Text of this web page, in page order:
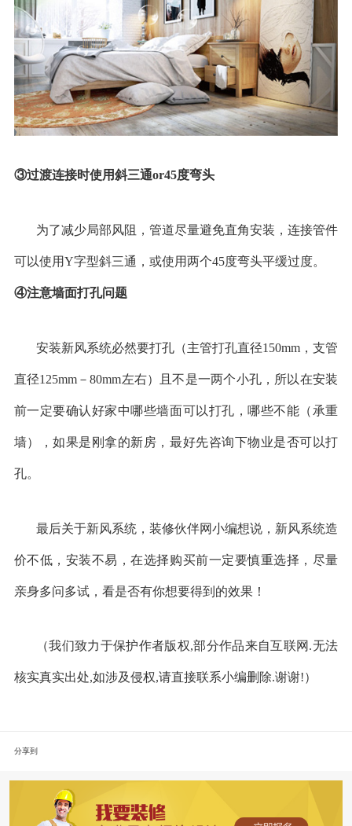
③过渡连接时使用斜三通or45度弯头
为了减少局部风阻，管道尽量避免直角安装，连接管件
可以使用Y字型斜三通，或使用两个45度弯头平缓过度。
④注意墙面打孔问题
安装新风系统必然要打孔（主管打孔直径150mm ，支管
直径125mm －80mm左右）且不是一两个小孔，所以在安装
前一定要确认好家中哪些墙面可以打孔，哪些不能（承重
墙），如果是刚拿的新房，最好先咨询下物业是否可以打
孔。
最后关于新风系统，装修伙伴网小编想说，新风系统造
价不低，安装不易，在选择购买前一定要慎重选择，尽量
亲身多问多试，看是否有你想要得到的效果！
（我们致力于保护作者版权,部分作品来自互联网 .无法
核实真实出处,如涉及侵权,请直接联系小编删除.谢谢!）
分享到